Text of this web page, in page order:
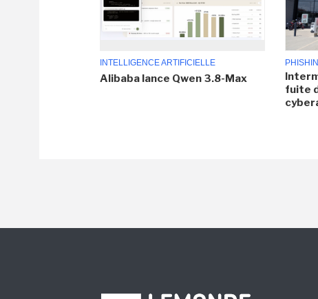
INTELLIGENCE ARTIFICIELLE
Alibaba lance Qwen 3.8-Max
fuite